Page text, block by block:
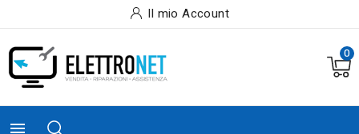
Il mio Account
0
